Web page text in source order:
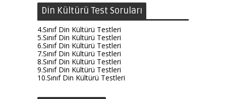
Din Kültürü Test Soruları
4.Sınıf Din Kültürü Testleri
5.Sınıf Din Kültürü Testleri
6.Sınıf Din Kültürü Testleri
7.Sınıf Din Kültürü Testleri
8.Sınıf Din Kültürü Testleri
9.Sınıf Din Kültürü Testleri
10.Sınıf Din Kültürü Testleri